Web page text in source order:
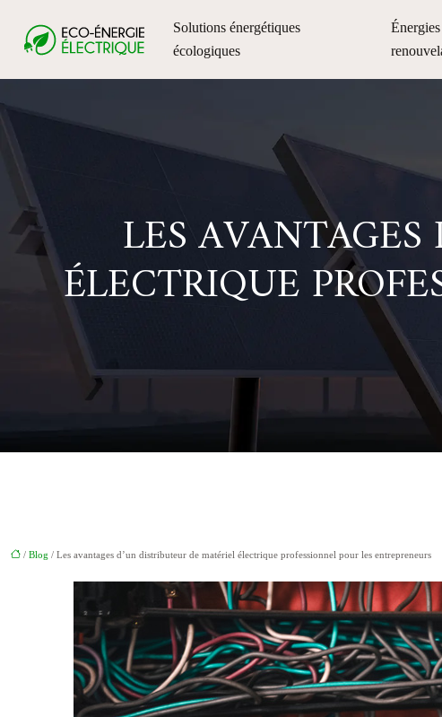
Solutions énergétiques
écologiques
Énergies
LES
ÉLECTRIQUE
/ Blog / Les avantages d’un distributeur de matériel électrique professionnel pour les entrepreneurs